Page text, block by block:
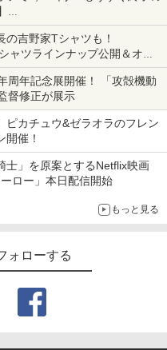
絶景版」が67%オフで990円
吉野家Tシャツも！
ャツラインナップ公開＆オン
周年記念展開催！ 「攻殻機動
督修正が展示
ピカチュウ&ゼラオラのフレン
開催！
士」を原案とするNetflix映画
ロー」本日配信開始
もっと見る
ォローする